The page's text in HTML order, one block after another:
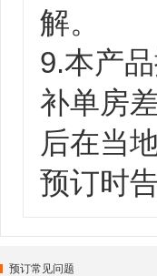
解。
9.本产
补单房
后在当
预订时
预订常见问题